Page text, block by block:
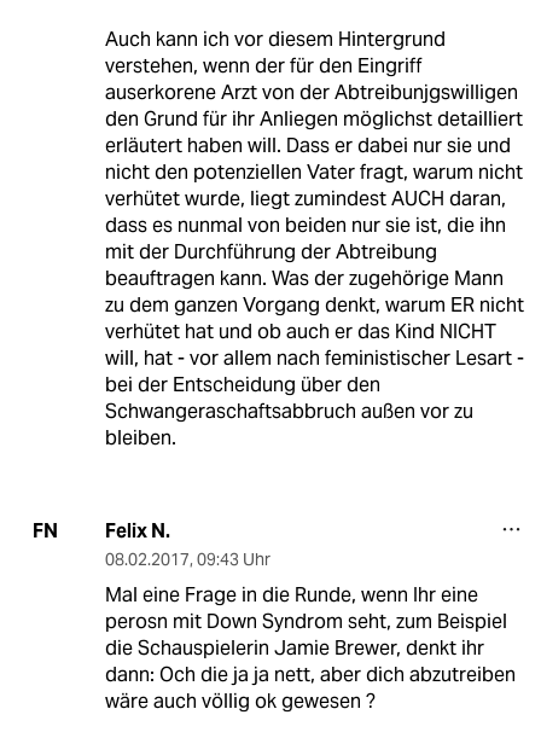
Auch kann ich vor diesem Hintergrund
verstehen, wenn der für den Eingriff
auserkorene Arzt von der Abtreibunjgswilligen
den Grund für ihr Anliegen möglichst detailliert
erläutert haben will. Dass er dabei nur sie und
nicht den potenziellen Vater fragt, warum nicht
verhütet wurde, liegt zumindest AUCH daran,
dass es nunmal von beiden nur sie ist, die ihn
mit der Durchführung der Abtreibung
beauftragen kann. Was der zugehörige Mann
zu dem ganzen Vorgang denkt, warum ER nicht
verhütet hat und ob auch er das Kind NICHT
will, hat - vor allem nach feministischer Lesart -
bei der Entscheidung über den
Schwangeraschaftsabbruch außen vor zu
bleiben.
FN Felix N.
08.02.2017, 09:43 Uhr
Mal eine Frage in die Runde, wenn Ihr eine
perosn mit Down Syndrom seht, zum Beispiel
die Schauspielerin Jamie Brewer, denkt ihr
dann: Och die ja ja nett, aber dich abzutreiben
wäre auch völlig ok gewesen ?